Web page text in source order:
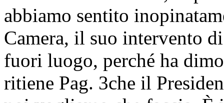
abbiamo sentito
Camera, il suo intervento
fuori luogo, perché ha
ritiene Pag. 3che il